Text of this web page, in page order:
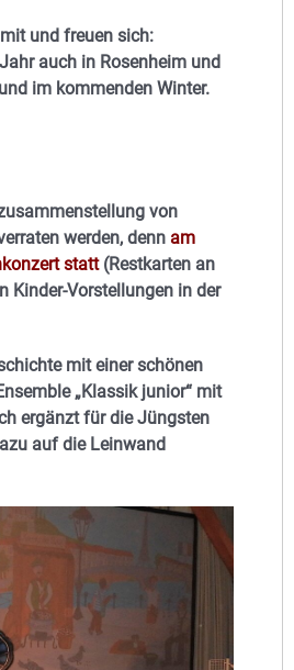
und freuen sich:
auch in Rosenheim und
im kommenden Winter.
von
werden, denn am
statt(Restkarten an
Kinder-Vorstellungen in der
mit einer schönen
„Klassik junior“ mit
ergänzt für die Jüngsten
auf die Leinwand